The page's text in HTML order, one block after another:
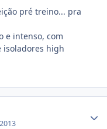
pré treino... pra
e intenso, com
isoladores high